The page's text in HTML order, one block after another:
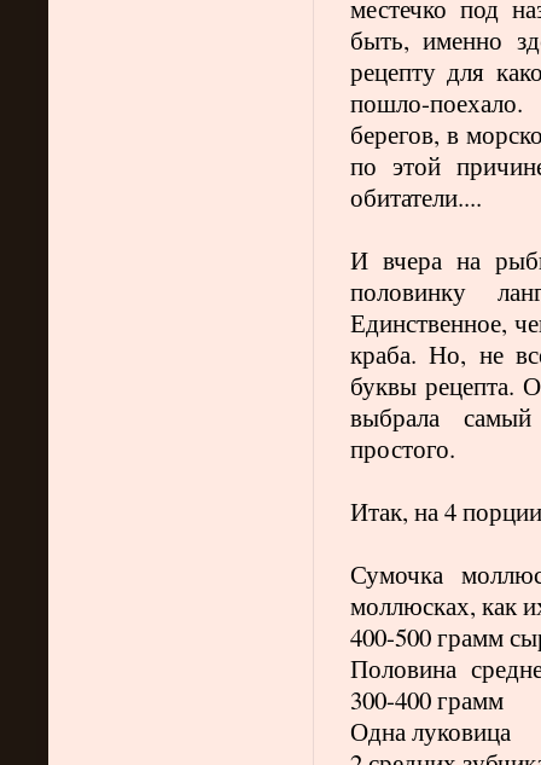
местечко под
быть, именно
рецепту для
пошло-
берегов, в
по этой
обитатели....
И вчера на
половинку
Единственное,
краба. Но, не
буквы рецепта.
выбрала
простого.
Итак, на 4
Сумочка
моллюсках, как
400-500 грамм
Половина
300-400 грамм
Одна луковица